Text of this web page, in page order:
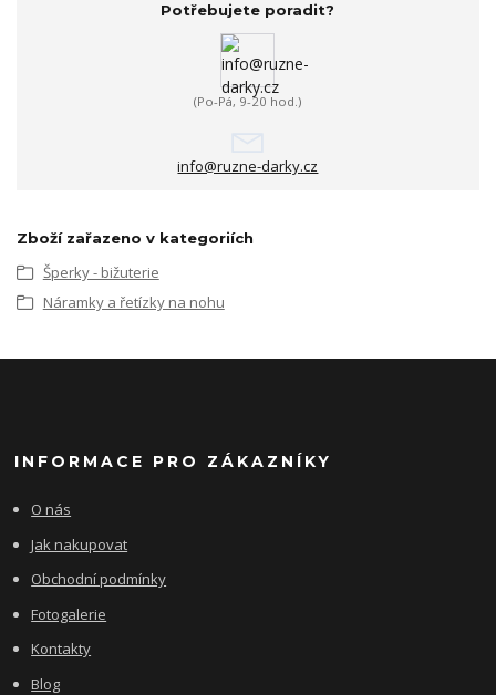
Potřebujete poradit?
(Po-Pá, 9-20 hod.)
info@ruzne-darky.cz
Zboží zařazeno v kategoriích
Šperky - bižuterie
Náramky a řetízky na nohu
INFORMACE PRO ZÁKAZNÍKY
O nás
Jak nakupovat
Obchodní podmínky
Fotogalerie
Kontakty
Blog